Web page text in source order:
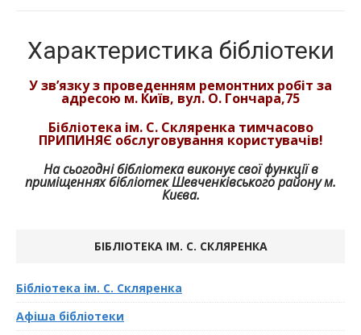
Характеристика бібліотеки
У зв’язку з проведенням ремонтних робіт за
адресою м. Київ, вул. О. Гончара,75
Бібліотека ім. С. Скляренка тимчасово
ПРИПИНЯЄ обслуговування користувачів!
На сьогодні бібліотека виконує свої функції в
приміщеннях бібліотек Шевченківського району м.
Києва.
БІБЛІОТЕКА ІМ. С. СКЛЯРЕНКА
Бібліотека ім. С. Скляренка
Афіша бібліотеки